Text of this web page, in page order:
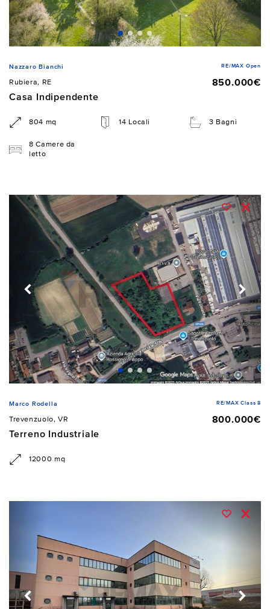
Nazzaro Bianchi RE/MAX Open
Rubiera, RE
850.000€
Casa Indipendente
804 mq 14 Locali 3 Bagni
8 Camere da
letto
Marco Rodella RE/MAX Class 8
Trevenzuolo, VR
800.000€
Terreno Industriale
12000 mq